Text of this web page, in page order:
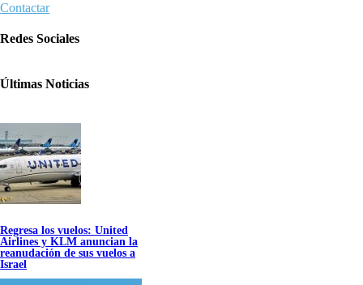
Contactar
Redes Sociales
Últimas Noticias
Regresa los vuelos: United
Airlines y KLM anuncian la
reanudación de sus vuelos a
Israel